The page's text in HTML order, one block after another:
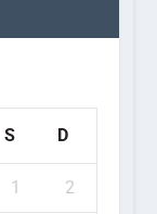
S D
1 2